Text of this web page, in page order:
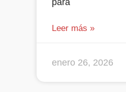
para
Leer más »
enero 26, 2026